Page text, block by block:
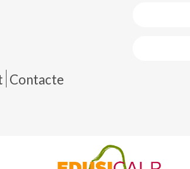
Contacte